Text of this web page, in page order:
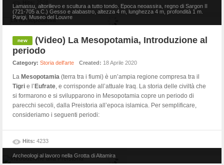
Lamassu, altorilievo e scultura a tutto tondo. Epoca neoassira, regno di Sargon II
(721-705 a.C.) Gesso e alabastro, altezza 4 m, lunghezza 4 m, profondità 1 m.
Parigi, Museo del Louvre
(Video) La Mesopotamia, Introduzione al
periodo
Category: Storia dell'arte Created: 18 Aprile 2020
La Mesopotamia (terra tra i fiumi) è un’ampia regione compresa tra il
Tigri e l’ Eufrate, e corrisponde all’attuale Iraq. La storia delle civiltà che
si formarono e si svilupparono in Mesopotamia copre un periodo di
parecchi secoli, dalla Preistoria all’epoca islamica. Per semplificare,
consideriamo i seguenti periodi:
Hits: 4233
Archeologi al lavoro nella Grotta di Altamira